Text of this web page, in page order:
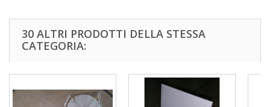
30 ALTRI PRODOTTI DELLA STESSA
CATEGORIA: